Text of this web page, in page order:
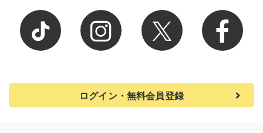
ログイン・無料会員登録